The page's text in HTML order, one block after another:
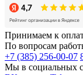
Принимаем к
По вопросам
+7 (385) 256-00-07
Мы в социальных